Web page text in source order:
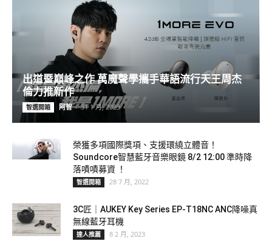
出道暨巔峰之作 萬魔聲學攜手華語流行天王周杰
倫力推新作
智選開箱 阿智 - 31 1 月, 2023
榮獲多項國際獎項、支援環繞立體音！
Soundcore智慧藍牙音樂眼鏡 8/2 12:00 準時降
落嘖嘖募資 ！
智選開箱 28 7 月, 2022
3C匠｜AUKEY Key Series EP-T18NC ANC降噪真
無線藍牙耳機
達人推薦 8 2 月, 2023